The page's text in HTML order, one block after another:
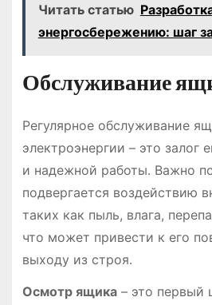
Читать статью
энергосбережению: шаг
Обслуживание
Регулярное обслуживание
электроэнергии – это залог
и надежной работы․ Важно
подвергается воздействию
таких как пыль, влага,
что может привести к его
выходу из строя․
Осмотр ящика– это первый